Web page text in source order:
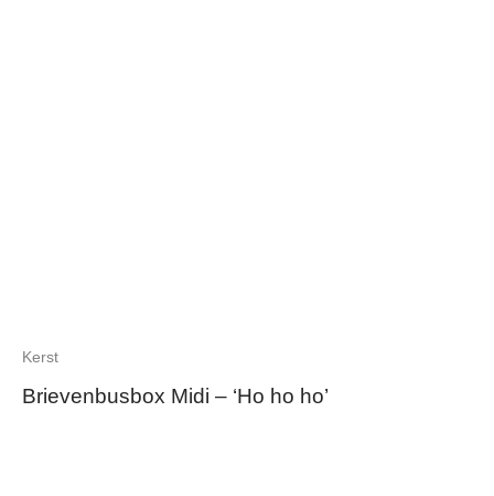
Kerst
Brievenbusbox Midi – ‘Ho ho ho’